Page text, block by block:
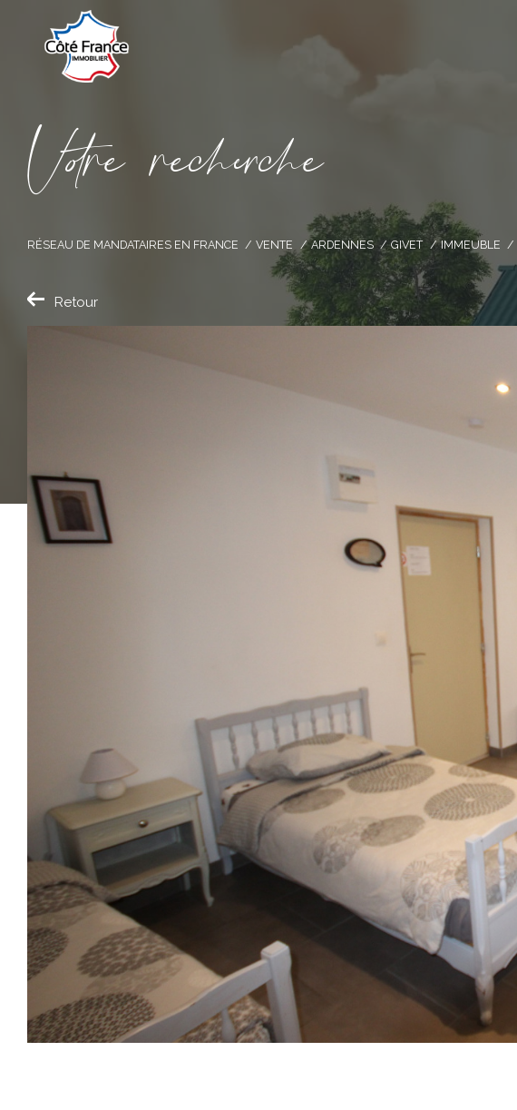
Vore recece
RÉSEAU DE MANDATAIRES EN FRANCE VENTE ARDENNES GIVET IMMEUBLE
Retour